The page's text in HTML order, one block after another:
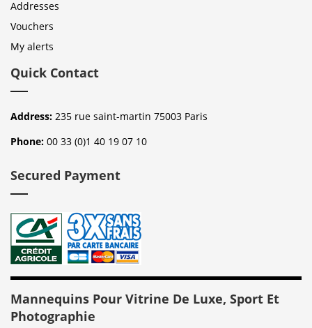
Addresses
Vouchers
My alerts
Quick Contact
Address: 235 rue saint-martin 75003 Paris
Phone: 00 33 (0)1 40 19 07 10
Secured Payment
Mannequins Pour Vitrine De Luxe, Sport Et
Photographie